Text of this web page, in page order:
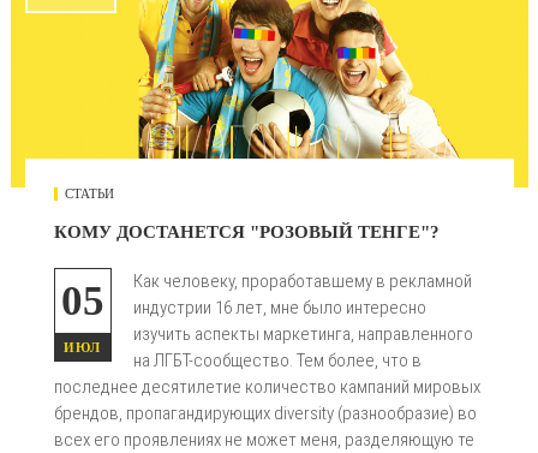
СТАТЬИ
КОМУ ДОСТАНЕТСЯ "РОЗОВЫЙ ТЕНГЕ"?
05
ИЮЛ
Как человеку, проработавшему в рекламной
индустрии 16 лет, мне было интересно
изучить аспекты маркетинга, направленного
на ЛГБТ-сообщество. Тем более, что в
последнее десятилетие количество кампаний мировых
брендов, пропагандирующих diversity (разнообразие) во
всех его проявлениях не может меня, разделяющую те